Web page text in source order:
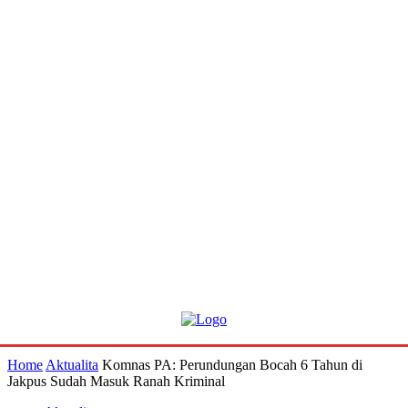
Home Aktualita Komnas PA: Perundungan Bocah 6 Tahun di
Jakpus Sudah Masuk Ranah Kriminal